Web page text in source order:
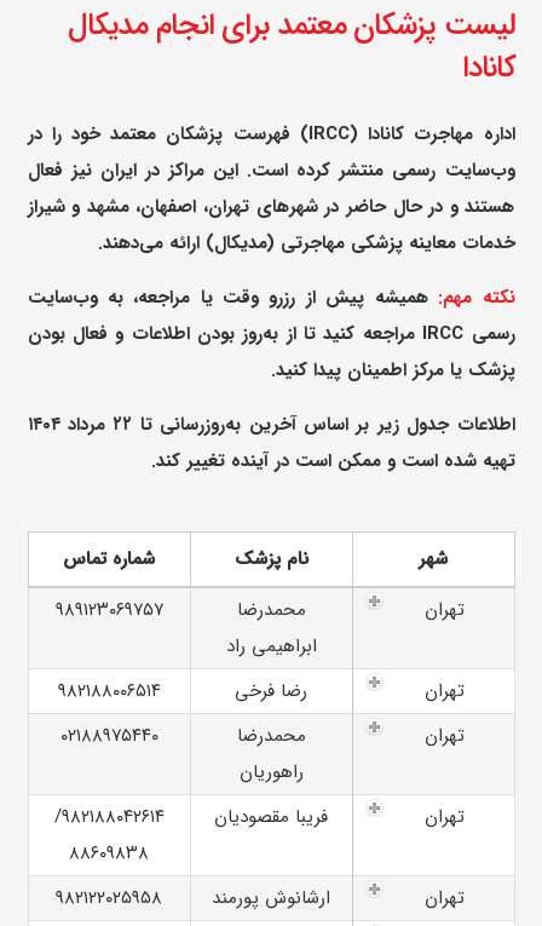
لیست پزشکان معتمد برای انجام مدیکال
کانادا
اداره مهاجرت کانادا (IRCC) فهرست پزشکان معتمد خود را در
وب‌سایت رسمی منتشر کرده است. این مراکز در ایران نیز فعال
هستند و در حال حاضر در شهرهای تهران، اصفهان، مشهد و شیراز
خدمات معاینه پزشکی مهاجرتی (مدیکال) ارائه می‌دهند.
نکته مهم: همیشه پیش از رزرو وقت یا مراجعه، به وب‌سایت
رسمی IRCC مراجعه کنید تا از به‌روز بودن اطلاعات و فعال بودن
پزشک یا مرکز اطمینان پیدا کنید.
اطلاعات جدول زیر بر اساس آخرین به‌روزرسانی تا ۲۲ مرداد ۱۴۰۴
تهیه شده است و ممکن است در آینده تغییر کند.
شهر نام پزشک
شماره تماس
تهران
محمدرضا
ابراهیمی راد
۹۸۹۱۲۳۰۶۹۷۵۷
تهران رضا فرخی
۹۸۲۱۸۸۰۰۶۵۱۴
تهران
محمدرضا
راهوریان
۰۲۱۸۸۹۷۵۴۴۰
تهران فریبا مقصودیان
۹۸۲۱۸۸۰۴۲۶۱۴/
۸۸۶۰۹۸۳۸
تهران
ارشانوش پورمند
۹۸۲۱۲۲۰۲۵۹۵۸